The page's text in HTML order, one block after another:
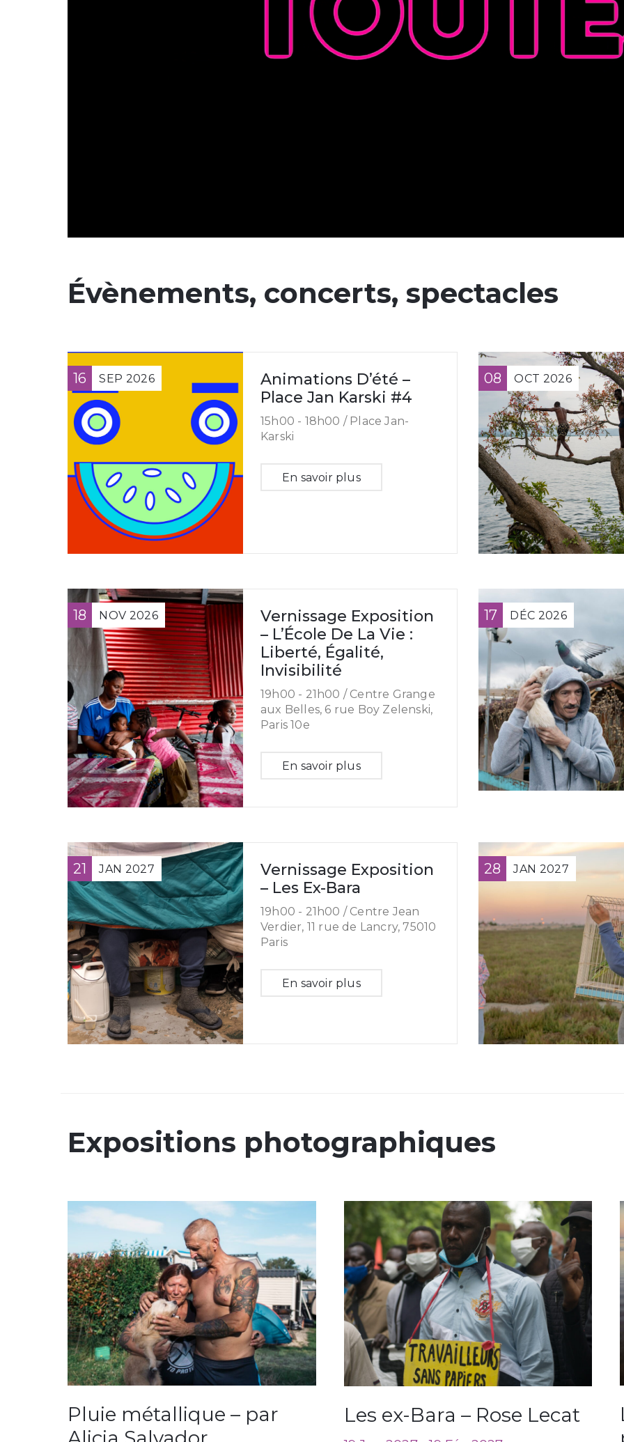
Évènements, concerts, spectacles
16 SEP 2026
Animations D’été –
Place Jan Karski #4
15h00 - 18h00 / Place Jan-
Karski
En savoir plus
08 OCT 2026
18 NOV 2026
Vernissage Exposition
– L’École De La Vie :
Liberté, Égalité,
Invisibilité
19h00 - 21h00 / Centre Grange
aux Belles, 6 rue Boy Zelenski,
Paris 10e
En savoir plus
17 DÉC 2026
21 JAN 2027
Vernissage Exposition
– Les Ex-Bara
19h00 - 21h00 / Centre Jean
Verdier, 11 rue de Lancry, 75010
Paris
En savoir plus
28 JAN 2027
Expositions photographiques
Pluie métallique – par
Les ex-Bara – Rose Lecat